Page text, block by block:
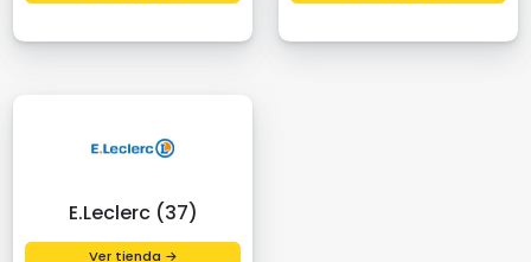
E.Leclerc (37)
Ver tienda →